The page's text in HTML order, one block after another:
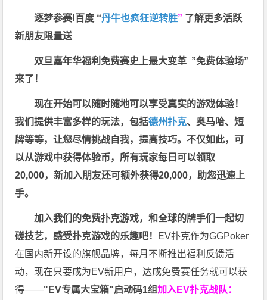
逐梦参赛!百度 “丹牛也疯狂逆转胜” 了解更多活跃
新朋友限量送
双旦嘉年华福利免费赛史上最大变革 ”免费体验场”
来了！
现在开始可以随时随地可以享受真实的游戏体验！
我们提供丰富多样的玩法，包括德州扑克、奥马哈、短
牌等等，让您尽情挑战自我，提高技巧。不仅如此， 可
以从游戏中获得体验币，所有玩家每日可以领取
20,000，新加入朋友还可额外获得20,000，助您迅速上
手。
加入我们的免费扑克游戏，和全球的牌手们一起切
磋技艺，感受扑克游戏的乐趣吧！ EV扑克作为GGPoker
在国内新开设的旗舰品牌，每月不断推出福利反馈活
动，现在只要成为EV新用户，达成免费赛任务就可以获
得——"EV专属大宝箱"启动码1组加入EV扑克战队：